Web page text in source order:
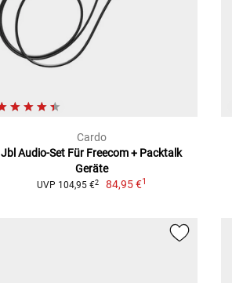
Cardo
Jbl Audio-Set Für Freecom + Packtalk
Geräte
UVP 104,95 €2 84,95 €1